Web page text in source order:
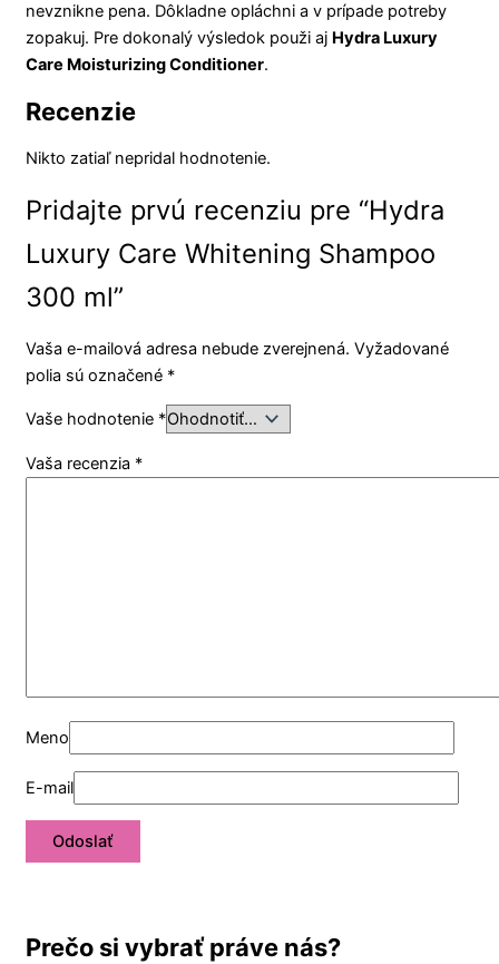
nevznikne pena. Dôkladne opláchni a v prípade potreby
zopakuj. Pre dokonalý výsledok použi aj Hydra Luxury
Care Moisturizing Conditioner.
Recenzie
Nikto zatiaľ nepridal hodnotenie.
Pridajte prvú recenziu pre “Hydra
Luxury Care Whitening Shampoo
300 ml”
Vaša e-mailová adresa nebude zverejnená. Vyžadované
polia sú označené *
Vaše hodnotenie *
Vaša recenzia *
Meno
E-mail
Prečo si vybrať práve nás?